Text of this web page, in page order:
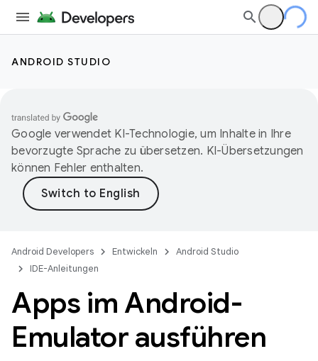
ANDROID STUDIO
Google verwendet KI-Technologie, um Inhalte in Ihre
bevorzugte Sprache zu übersetzen. KI-Übersetzungen
können Fehler enthalten.
Android Developers Entwickeln
Android Studio
IDE-Anleitungen
Apps im Android-
Emulator ausführen